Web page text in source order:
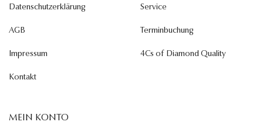
Datenschutzerklärung
AGB
Impressum
Kontakt
Service
Terminbuchung
4Cs of Diamond Quality
MEIN KONTO